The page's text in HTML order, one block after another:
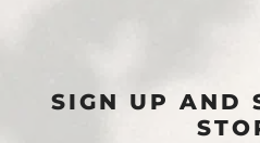
SIGN UP AND